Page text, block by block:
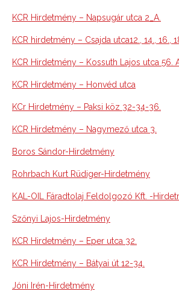
KCR Hirdetmény – Napsugár utca 2_A.
KCR hirdetmény – Csajda utca12., 14., 16.,
KCR Hirdetmény – Kossuth Lajos utca 56.
KCR Hirdetmény – Honvéd utca
KCr Hirdetmény – Paksi köz 32-34-36.
KCR Hirdetmény – Nagymező utca 3.
Boros Sándor-Hirdetmény
Rohrbach Kurt Rüdiger-Hirdetmény
KAL-OIL Fáradtolaj Feldolgozó Kft. -
Szőnyi Lajos-Hirdetmény
KCR Hirdetmény – Eper utca 32.
KCR Hirdetmény – Bátyai út 12-34.
Jóni Irén-Hirdetmény